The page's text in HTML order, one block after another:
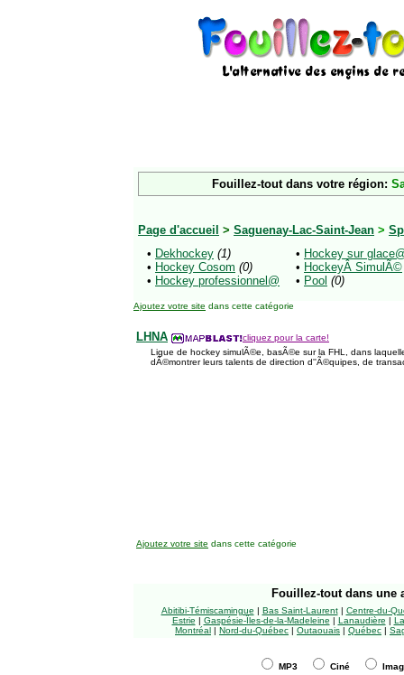
Fouillez-tout dans votre région:
Page d'accueil > Saguenay-Lac-Saint-Jean >
• Dekhockey (1)
• Hockey Cosom (0)
• Hockey professionnel@
• Hockey sur
• HockeyÂ SimulÃ©
• Pool (0)
Ajoutez votre site dans cette catégorie
LHNA
cliquez pour la carte!
Ligue de hockey simulÃ©e, basÃ©e sur la FHL, dans
dÃ©montrer leurs talents de direction d''Ã©quipes, de
Ajoutez votre site dans cette catégorie
Fouillez-tout dans une
Abitibi-Témiscamingue | Bas Saint-Laurent| Centre-du-
Estrie | Gaspésie-Îles-de-la-Madeleine | Lanaudière |
Montréal | Nord-du-Québec | Outaouais | Québec |
MP3 Ciné